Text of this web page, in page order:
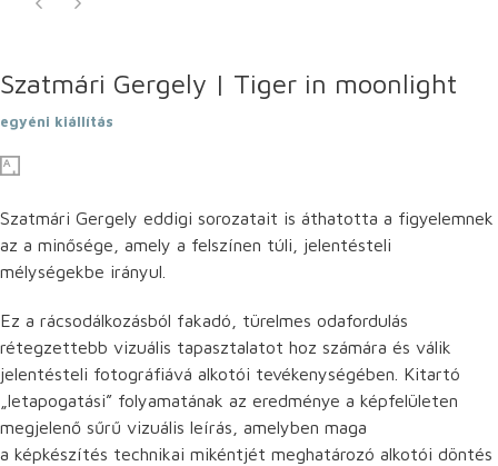
Szatmári Gergely | Tiger in moonlight
egyéni kiállítás
Szatmári Gergely eddigi sorozatait is áthatotta a figyelemnek
az a minősége, amely a felszínen túli, jelentésteli
mélységekbe irányul.
Ez a rácsodálkozásból fakadó, türelmes odafordulás
rétegzettebb vizuális tapasztalatot hoz számára és válik
jelentésteli fotográfiává alkotói tevékenységében. Kitartó
„letapogatási” folyamatának az eredménye a képfelületen
megjelenő sűrű vizuális leírás, amelyben maga
a képkészítés technikai mikéntjét meghatározó alkotói döntés